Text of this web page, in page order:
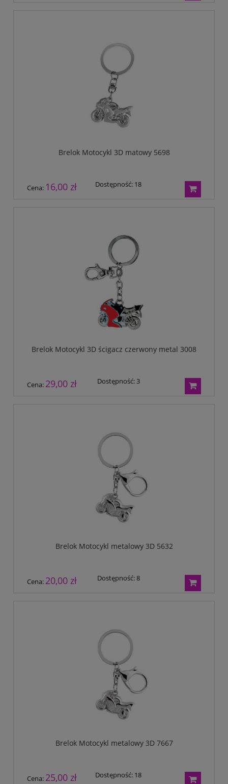
Brelok Motocykl 3D matowy 5698
Cena: 16,00 zł Dostępność: 18
Brelok Motocykl 3D ścigacz czerwony metal 3008
Cena: 29,00 zł Dostępność:3
Brelok Motocykl metalowy 3D 5632
Cena: 20,00 zł Dostępność:8
Brelok Motocykl metalowy 3D 7667
Cena: 25,00 zł Dostępność: 18